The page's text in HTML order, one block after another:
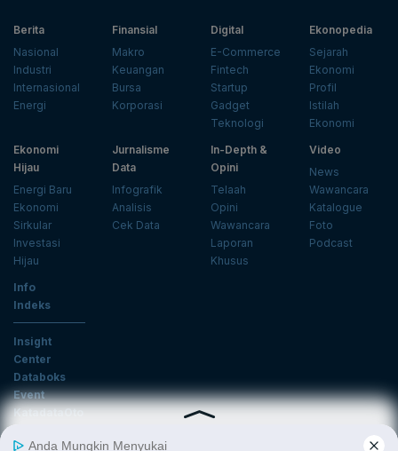
Berita
Nasional
Industri
Internasional
Energi
Finansial
Makro
Keuangan
Bursa
Korporasi
Digital
E-Commerce
Fintech
Startup
Gadget
Teknologi
Ekonopedia
Sejarah
Ekonomi
Profil
Istilah
Ekonomi
Ekonomi
Hijau
Energi Baru
Ekonomi
Sirkular
Investasi
Hijau
Jurnalisme
Data
Infografik
Analisis
Cek Data
In-Depth &
Opini
Telaah
Opini
Wawancara
Laporan
Khusus
Video
News
Wawancara
Katalogue
Foto
Podcast
Info
Indeks
Insight
Center
Databoks
Event
KatadataOto